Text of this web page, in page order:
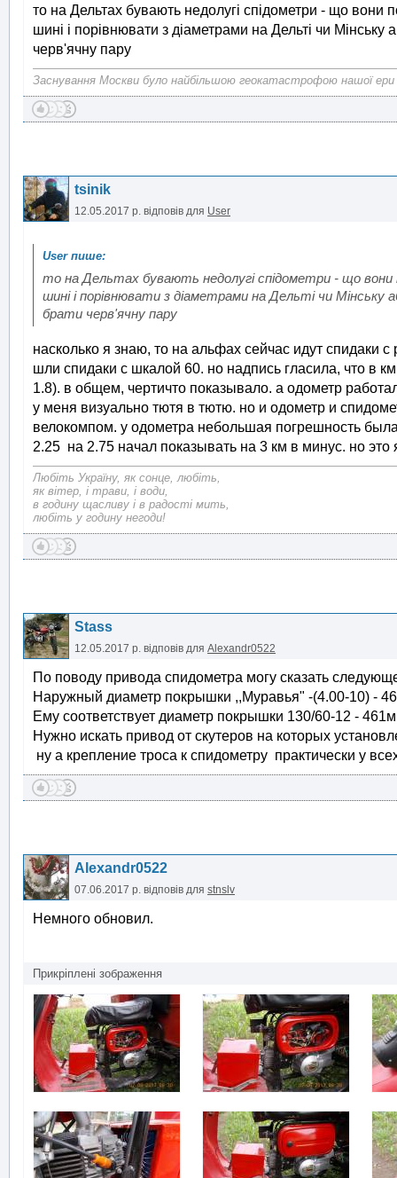
то на Дельтах бувають недолугі спідометри - що вони
шині і порівнювати з діаметрами на Дельті чи Мінську
черв'ячну пару
Заснування Москви було найбільшою геокатастрофою нашої ери
tsinik
12.05.2017 р. відповів для User
то на Дельтах бувають недолугі спідометри - що вони
шині і порівнювати з діаметрами на Дельті чи Мінську
брати черв'ячну пару
насколько я знаю, то на альфах сейчас идут спидаки
шли спидаки с шкалой 60. но надпись гласила, что в
1.8). в общем, чертичто показывало. а одометр
у меня визуально тютя в тютю. но и одометр и
велокомпом. у одометра небольшая погрешность
2.25 на 2.75 начал показывать на 3 км в минус. но
Любіть Україну, як сонце, любіть,
як вітер, і трави, і води,
в годину щасливу і в радості мить,
любіть у годину негоди!
Stass
12.05.2017 р. відповів для Alexandr0522
По поводу привода спидометра могу сказать
Наружный диаметр покрышки ,,Муравья" -(4.00-10) -
Ему соответствует диаметр покрышки 130/60-12 -
Нужно искать привод от скутеров на которых
ну а крепление троса к спидометру практически у
Alexandr0522
07.06.2017 р. відповів для stnslv
Немного обновил.
Прикріплені зображення